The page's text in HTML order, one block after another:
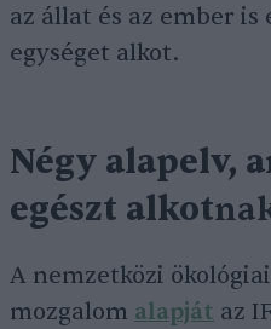
az állat és az ember
egységet alkot.
Négy alapelv,
egészt alkot
A nemzetközi
mozgalom alapját az